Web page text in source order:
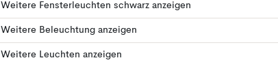
Weitere Fensterleuchten schwarz anzeigen
Weitere Beleuchtung anzeigen
Weitere Leuchten anzeigen